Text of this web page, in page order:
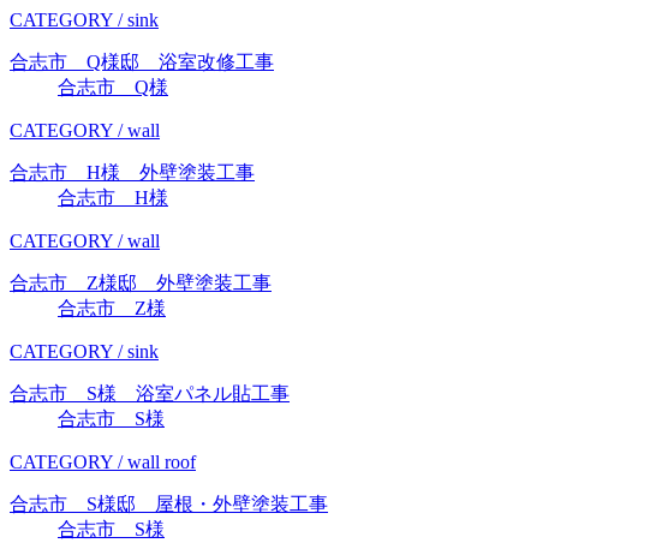
CATEGORY / sink
合志市 Q様邸 浴室改修工事
合志市 Q様
CATEGORY / wall
合志市 H様 外壁塗装工事
合志市 H様
CATEGORY / wall
合志市 Z様邸 外壁塗装工事
合志市 Z様
CATEGORY / sink
合志市 S様 浴室パネル貼工事
合志市 S様
CATEGORY / wall roof
合志市 S様邸 屋根・外壁塗装工事
合志市 S様